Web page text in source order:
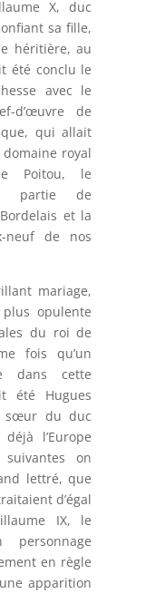
X, duc
sa fille,
héritière, au
été conclu le
avec le
d’œuvre de
qui allait
royal
le Poitou, le
partie de
et la
neuf de nos
mariage,
opulente
du roi de
fois qu’un
dans cette
été Hugues
sœur du duc
l’Europe
on
lettré, que
d’égal
IX, le
en règle
apparition